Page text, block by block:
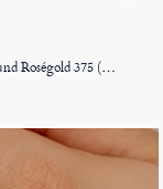
Kostbarer Kokon Nr. 98 - Verlobungsring Weiß- und Roségold 375 (9K)